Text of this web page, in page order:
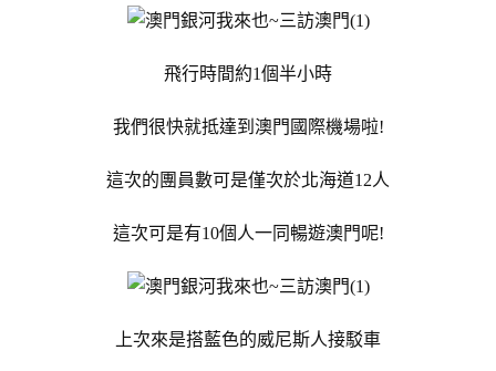
飛行時間約1個半小時
我們很快就抵達到澳門國際機場啦!
這次的團員數可是僅次於北海道12人
這次可是有10個人一同暢遊澳門呢!
上次來是搭藍色的威尼斯人接駁車